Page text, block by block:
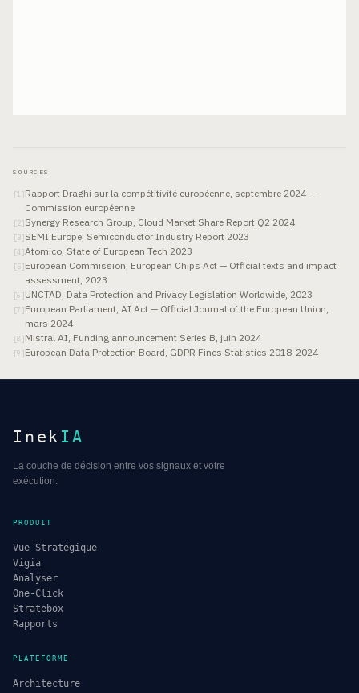
SOURCES
[1 ]Rapport Draghi sur la compétitivité européenne, septembre 2024 —
Commission européenne
[2]Synergy Research Group, Cloud Market Share Report Q2 2024
[ 3]SEMI Europe, Semiconductor Industry Report 2023
[4 ]Atomico, State of European Tech 2023
[5]European Commission, European Chips Act — Official texts and impact
assessment, 2023
[6 ]UNCTAD, Data Protection and Privacy Legislation Worldwide, 2023
[7 ]European Parliament, AI Act — Official Journal of the European Union,
mars 2024
[8]Mistral AI, Funding announcement Series B, juin 2024
[9 ]European Data Protection Board, GDPR Fines Statistics 2018-2024
Inek IA
La couche de décision entre vos signaux et votre
exécution.
PRODUIT
Vue Stratégique
Vigia
Analyser
One-Click
Stratebox
Rapports
PLATEFORME
Architecture